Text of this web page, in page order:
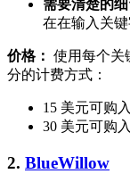
需要清楚的细
在在输入关
价格： 使用每个关
分的计费方式：
15 美元可购
30 美元可购
2. BlueWillow